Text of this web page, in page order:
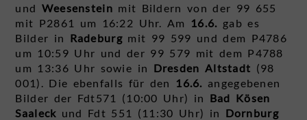
und Weesenstein mit Bildern von der 99 655
mit P2861 um 16:22 Uhr. Am 16.6. gab es
Bilder in Radeburgmit 99 599 und dem P4786
um 10:59 Uhr und der 99 579 mit dem P4788
um 13:36 Uhr sowie in Dresden Altstadt (98
001). Die ebenfalls für den 16.6. angegebenen
Bilder der Fdt571 (10:00 Uhr) in Bad Kösen
Saaleck und Fdt 551 (11:30 Uhr) in Dornburg